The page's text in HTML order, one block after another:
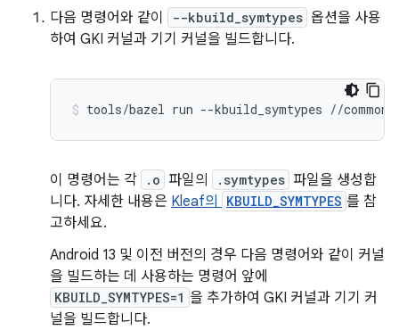
다음 명령어와 같이
--kbuild_symtypes 옵션을 사용
하여 GKI 커널과 기기 커널을 빌드합니다.
tools/bazel run --kbuild_symtypes //
이 명령어는 각 .o 파일의 .symtypes 파일을 생성합
니다. 자세한 내용은 Kleaf의 KBUILD_SYMTYPES 를 참
고하세요.
Android 13 및 이전 버전의 경우 다음 명령어와 같이 커널
을 빌드하는 데 사용하는 명령어 앞에
KBUILD_SYMTYPES=1 을 추가하여 GKI 커널과 기기 커
널을 빌드합니다.